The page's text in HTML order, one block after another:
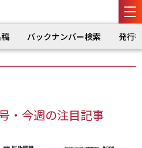
バックナンバー検索 発行
・今週の注目記事